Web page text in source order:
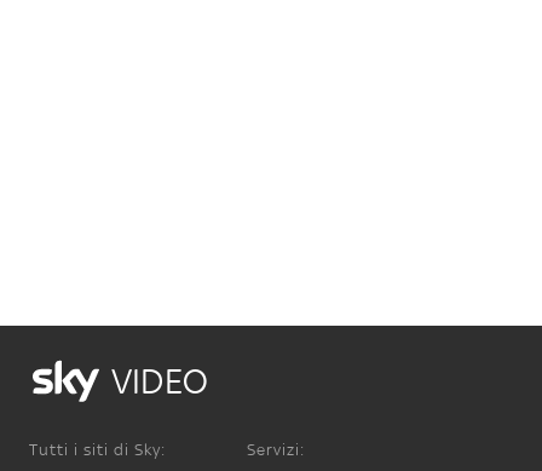
VIDEO
Tutti i siti di Sky: Servizi: